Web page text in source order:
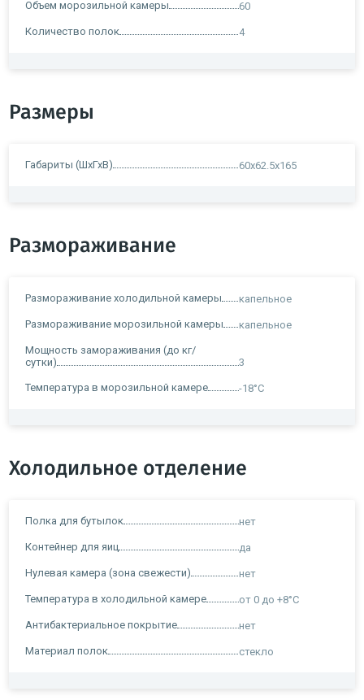
Объем морозильной камеры 60
Количество полок 4
Размеры
Габариты (ШхГхВ) 60x62.5x165
Размораживание
Размораживание холодильной камеры капельное
Размораживание морозильной камеры капельное
Мощность замораживания (до кг/
сутки)
3
Температура в морозильной камере -18°C
Холодильное отделение
Полка для бутылок нет
Контейнер для яиц да
Нулевая камера (зона свежести) нет
Температура в холодильной камере от 0 до +8°C
Антибактериальное покрытие нет
Материал полок стекло